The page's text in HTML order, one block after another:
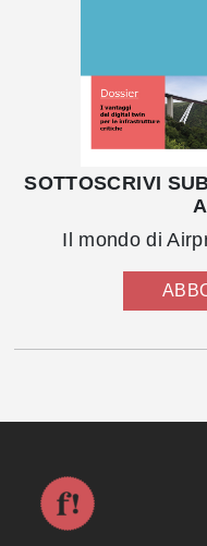
SOTTOSCRIVI
Il mondo di